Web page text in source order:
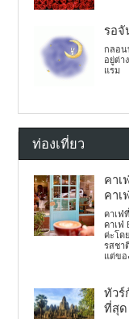
รอจั
กลอน
อยู่ต่า
แรม
ท่องเที่ยว
คาเ
คาเ
คาเฟ่
คาเฟ่
ค่ะโด
รสชา
แต่ขอ
ทัวร์
ที่สุด